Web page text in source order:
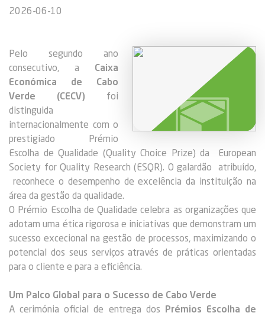
2026-06-10
Pelo segundo ano
consecutivo, a Caixa
Económica de Cabo
Verde (CECV) foi
distinguida
internacionalmente com o
prestigiado Prémio
Escolha de Qualidade (Quality Choice Prize) da European
Society for Quality Research (ESQR). O galardão atribuído,
reconhece o desempenho de excelência da instituição na
área da gestão da qualidade.
O Prémio Escolha de Qualidade celebra as organizações que
adotam uma ética rigorosa e iniciativas que demonstram um
sucesso excecional na gestão de processos, maximizando o
potencial dos seus serviços através de práticas orientadas
para o cliente e para a eficiência.
Um Palco Global para o Sucesso de Cabo Verde
A cerimónia oficial de entrega dos Prémios Escolha de